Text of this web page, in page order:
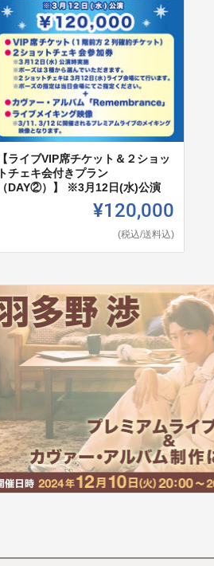
【ライブVIP席チケット＆２ショッ
トチェキ会付きプラン
（DAY②）】 ※3月12日(水)公演
¥120,000
(税込/送料込)